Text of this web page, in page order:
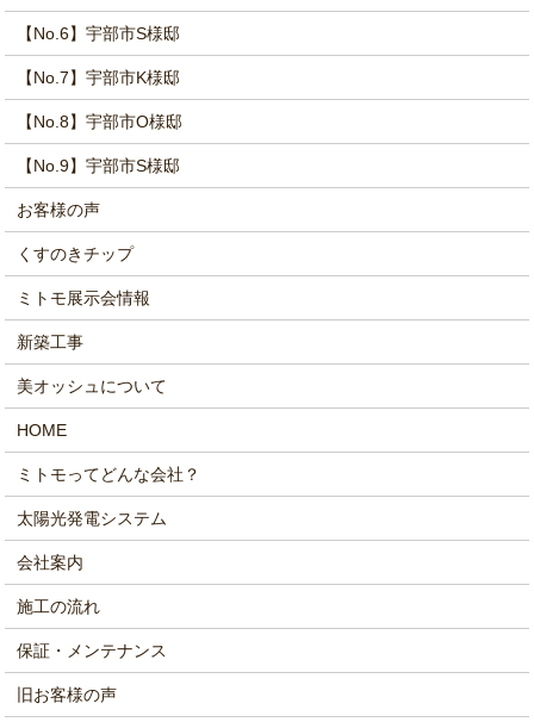
【No.6】宇部市S様邸
【No.7】宇部市K様邸
【No.8】宇部市O様邸
【No.9】宇部市S様邸
お客様の声
くすのきチップ
ミトモ展示会情報
新築工事
美オッシュについて
HOME
ミトモってどんな会社？
太陽光発電システム
会社案内
施工の流れ
保証・メンテナンス
旧お客様の声